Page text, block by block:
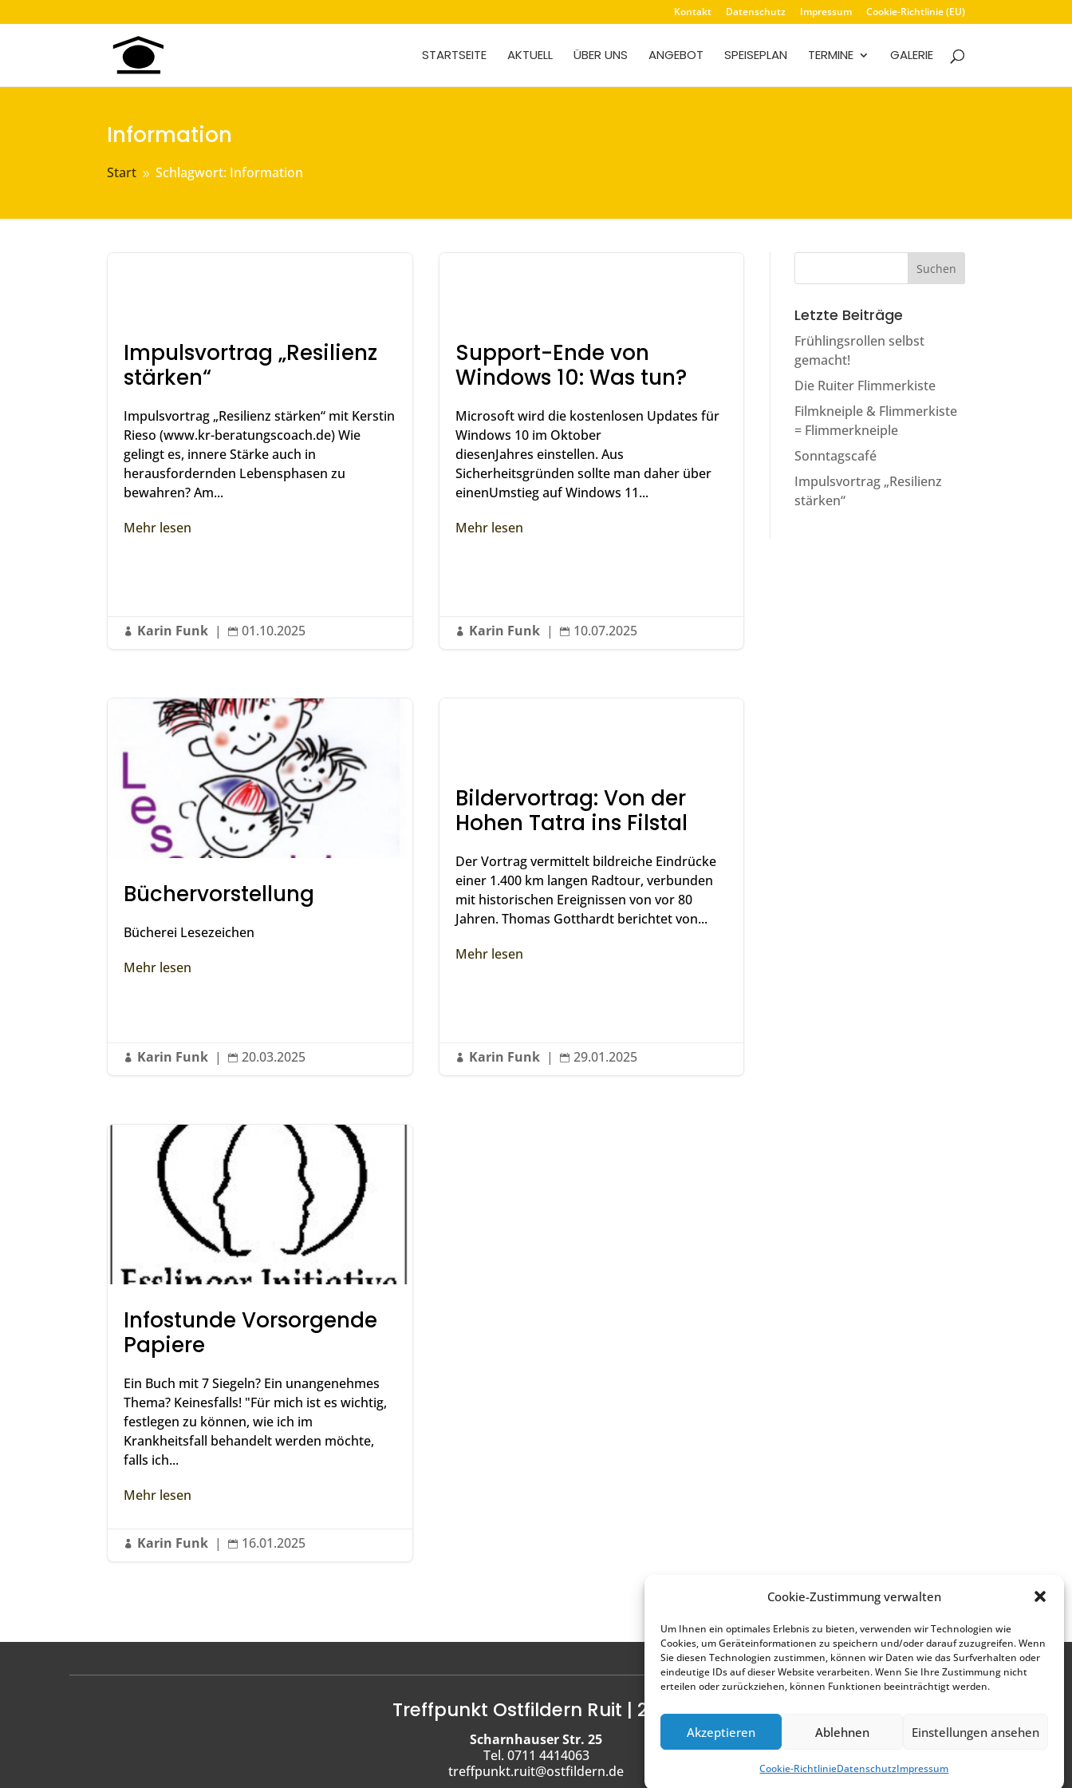
Cookie-Zustimmung verwalten
Um Ihnen ein optimales Erlebnis zu bieten, verwenden wir Technologien wie
Cookies, um Geräteinformationen zu speichern und/oder darauf zuzugreifen. Wenn
Sie diesen Technologien zustimmen, können wir Daten wie das Surfverhalten oder
eindeutige IDs auf dieser Website verarbeiten. Wenn Sie Ihre Zustimmung nicht
erteilen oder zurückziehen, können Funktionen beeinträchtigt werden.
Akzeptieren Ablehnen Einstellungen ansehen
Cookie-RichtlinieDatenschutzImpressum
Kontakt Datenschutz Impressum Cookie-Richtlinie (EU)
STARTSEITE AKTUELL ÜBER UNS ANGEBOT SPEISEPLAN TERMINE GALERIE
Information
Start 9 Schlagwort: Information
Impulsvortrag „Resilienz
stärken“
Impulsvortrag „Resilienz stärken“ mit Kerstin
Rieso (www.kr-beratungscoach.de) Wie
gelingt es, innere Stärke auch in
herausfordernden Lebensphasen zu
bewahren? Am...
Mehr lesen
 Karin Funk |  01.10.2025
Support-Ende von
Windows 10: Was tun?
Microsoft wird die kostenlosen Updates für
Windows 10 im Oktober
diesenJahres einstellen. Aus
Sicherheitsgründen sollte man daher über
einenUmstieg auf Windows 11...
Mehr lesen
 Karin Funk |  10.07.2025
Büchervorstellung
Bücherei Lesezeichen
Mehr lesen
 Karin Funk |  20.03.2025
Bildervortrag: Von der
Hohen Tatra ins Filstal
Der Vortrag vermittelt bildreiche Eindrücke
einer 1.400 km langen Radtour, verbunden
mit historischen Ereignissen von vor 80
Jahren. Thomas Gotthardt berichtet von...
Mehr lesen
 Karin Funk |  29.01.2025
Infostunde Vorsorgende
Papiere
Ein Buch mit 7 Siegeln? Ein unangenehmes
Thema? Keinesfalls! "Für mich ist es wichtig,
festlegen zu können, wie ich im
Krankheitsfall behandelt werden möchte,
falls ich...
Mehr lesen
 Karin Funk |  16.01.2025
Letzte Beiträge
Frühlingsrollen selbst
gemacht!
Die Ruiter Flimmerkiste
Filmkneiple & Flimmerkiste
= Flimmerkneiple
Sonntagscafé
Impulsvortrag „Resilienz
stärken“
Treffpunkt Ostfildern Ruit | 2022
Scharnhauser Str. 25
Tel. 0711 4414063
treffpunkt.ruit@ostfildern.de